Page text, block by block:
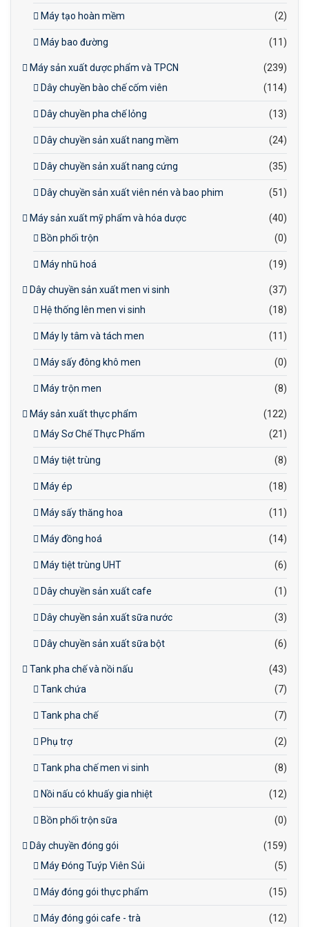
Máy tạo hoàn mềm (2)
Máy bao đường (11)
Máy sản xuất dược phẩm và TPCN
(239)
Dây chuyền bào chế cốm viên
(114)
Dây chuyền pha chế lỏng (13)
Dây chuyền sản xuất nang mềm (24)
Dây chuyền sản xuất nang cứng (35)
Dây chuyền sản xuất viên nén và bao phim (51)
Máy sản xuất mỹ phẩm và hóa dược
(40)
Bồn phối trộn
(0)
Máy nhũ hoá (19)
Dây chuyền sản xuất men vi sinh
(37)
Hệ thống lên men vi sinh
(18)
Máy ly tâm và tách men (11)
Máy sấy đông khô men (0)
Máy trộn men (8)
Máy sản xuất thực phẩm
(122)
Máy Sơ Chế Thực Phẩm
(21)
Máy tiệt trùng (8)
Máy ép (18)
Máy sấy thăng hoa (11)
Máy đồng hoá (14)
Máy tiệt trùng UHT (6)
Dây chuyền sản xuất cafe (1)
Dây chuyền sản xuất sữa nước (3)
Dây chuyền sản xuất sữa bột (6)
Tank pha chế và nồi nấu
(43)
Tank chứa
(7)
Tank pha chế (7)
Phụ trợ (2)
Tank pha chế men vi sinh (8)
Nồi nấu có khuấy gia nhiệt (12)
Bồn phối trộn sữa (0)
Dây chuyền đóng gói
(159)
Máy Đóng Tuýp Viên Sủi
(5)
Máy đóng gói thực phẩm (15)
Máy đóng gói cafe - trà (12)